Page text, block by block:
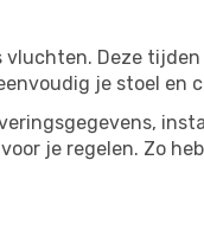
Deze
je stoel en
je regelen. Zo